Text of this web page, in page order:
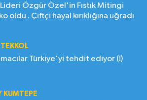
Lideri Özgür Özel'in Fıstık Mitingi
oldu . Çiftçi hayal kırıklığına uğradı
Türkiye'yi tehdit ediyor (!)
KUMTEPE